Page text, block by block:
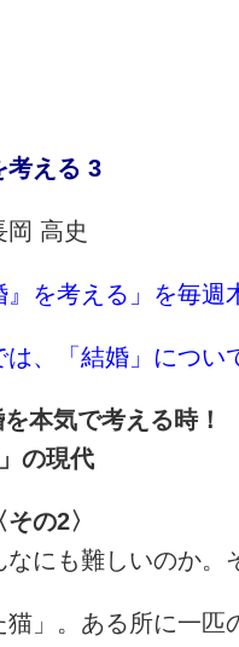
考える 3
岡 高史
を考える」を毎週
、「結婚」につい
本気で考える時！
の現代
その2〉
にも難しいのか。
」。ある所に一匹